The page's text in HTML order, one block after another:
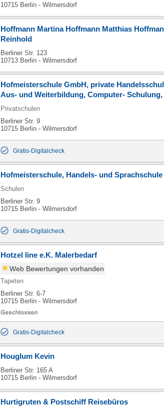
10715 Berlin - Wilmersdorf
Hoffmann Martina Hoffmann Matthias
Reinhold
Berliner Str. 123
10713 Berlin - Wilmersdorf
Hofmeisterschule GmbH, private
Aus- und Weiterbildung, Computer- Schulung,
Privatschulen
Berliner Str. 9
10715 Berlin - Wilmersdorf
Gratis-Digitalcheck
Hofmeisterschule, Handels- und Sprachschule
Schulen
Berliner Str. 9
10715 Berlin - Wilmersdorf
Gratis-Digitalcheck
Hotzel line e.K. Malerbedarf
Web Bewertungen vorhanden
Tapeten
Berliner Str. 6-7
10715 Berlin - Wilmersdorf
Gratis-Digitalcheck
Houglum Kevin
Berliner Str. 165 A
10715 Berlin - Wilmersdorf
Hurtigruten & Postschiff Reisebüros